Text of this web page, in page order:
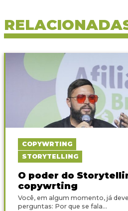
COPYWRTING
STORYTELLING
O poder do
copywrting
Você, em algum momento, já
perguntas: Por que se fala...